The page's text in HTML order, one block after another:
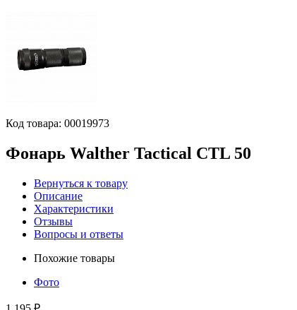
Код товара: 00019973
Фонарь Walther Tactical CTL 50
Вернуться к товару
Описание
Характеристики
Отзывы
Вопросы и ответы
Похожие товары
Фото